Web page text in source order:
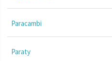
Paracambi
Paraty